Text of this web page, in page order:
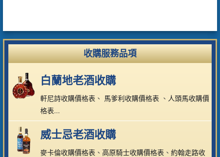
收購服務品項
白蘭地老酒收購
軒尼詩收購價格表 、 馬爹利收購價格表 、 人頭馬收購價
格表...
威士忌老酒收購
麥卡倫收購價格表 、 高原騎士收購價格表 、 約翰走路收